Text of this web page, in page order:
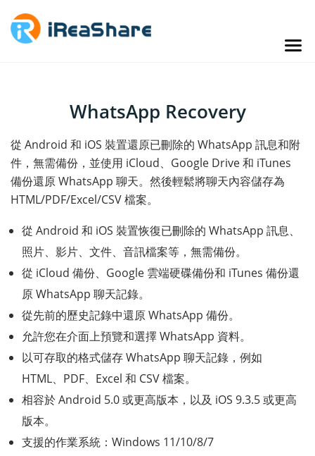
WhatsApp Recovery
從 Android 和 iOS 裝置還原已刪除的 WhatsApp 訊息和附
件，無需備份，並使用 iCloud、Google Drive 和 iTunes
備份還原 WhatsApp 聊天。然後輕鬆將聊天內容儲存為
HTML/PDF/Excel/CSV 檔案。
從 Android 和 iOS 裝置恢復已刪除的 WhatsApp 訊息、
照片、影片、文件、音訊檔案等，無需備份。
從 iCloud 備份、Google 雲端硬碟備份和 iTunes 備份還
原 WhatsApp 聊天記錄。
從先前的歷史記錄中還原 WhatsApp 備份。
允許您在介面上預覽和選擇 WhatsApp 資料。
以可存取的格式儲存 WhatsApp 聊天記錄，例如
HTML、PDF、Excel 和 CSV 檔案。
相容於 Android 5.0 或更高版本，以及 iOS 9.3.5 或更高
版本。
支援的作業系統：Windows 11/10/8/7